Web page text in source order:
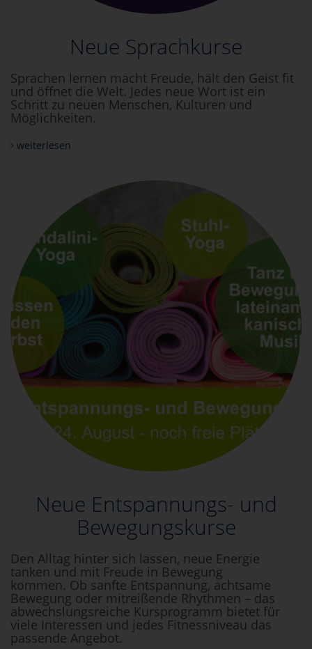
Neue Sprachkurse
Sprachen lernen macht Freude, hält den Geist fit
und öffnet die Welt. Jedes neue Wort ist ein
Schritt zu neuen Menschen, Kulturen und
Möglichkeiten.
weiterlesen
Neue Entspannungs- und
Bewegungskurse
Den Alltag hinter sich lassen, neue Energie
tanken und mit Freude in Bewegung
kommen. Ob sanfte Entspannung, achtsame
Bewegung oder mitreißende Rhythmen – das
abwechslungsreiche Kursprogramm bietet für
viele Interessen und jedes Fitnessniveau das
passende Angebot.